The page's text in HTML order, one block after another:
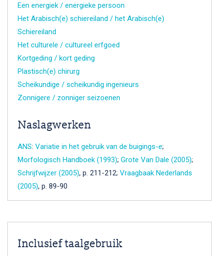
Een energiek / energieke persoon
Het Arabisch(e) schiereiland / het Arabisch(e)
Schiereiland
Het culturele / cultureel erfgoed
Kortgeding / kort geding
Plastisch(e) chirurg
Scheikundige / scheikundig ingenieurs
Zonnigere / zonniger seizoenen
Naslagwerken
ANS: Variatie in het gebruik van de buigings-e;
Morfologisch Handboek (1993); Grote Van Dale (2005);
Schrijfwijzer (2005), p. 211-212; Vraagbaak Nederlands
(2005), p. 89-90
Inclusief taalgebruik